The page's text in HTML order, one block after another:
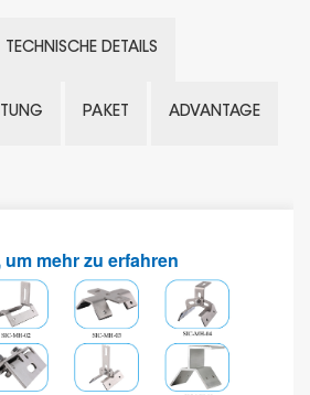
TECHNISCHE DETAILS
PAKET ADVANTAGE
mehr zu erfahren